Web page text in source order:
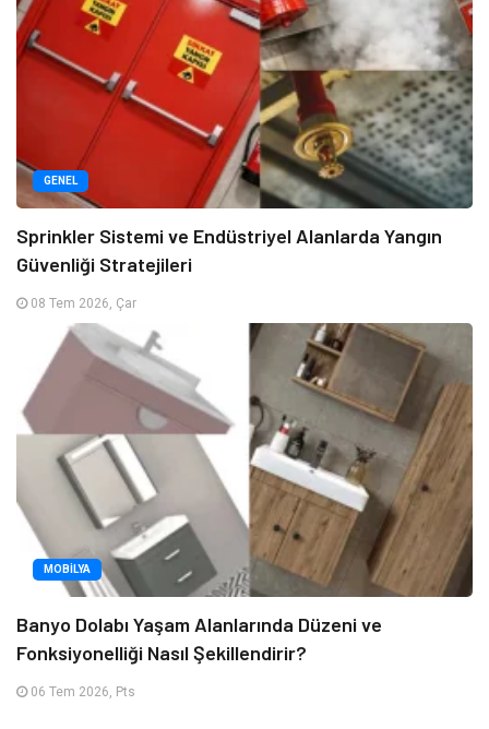
GENEL
Sprinkler Sistemi ve Endüstriyel Alanlarda Yangın
Güvenliği Stratejileri
08 Tem 2026, Çar
MOBILYA
Banyo Dolabı Yaşam Alanlarında Düzeni ve
Fonksiyonelliği Nasıl Şekillendirir?
06 Tem 2026, Pts